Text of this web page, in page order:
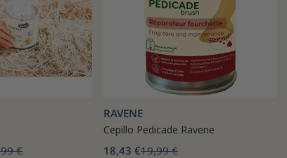
€
RAVENE
Cepillo Pedicade Ravene
18,43 €19,99 €